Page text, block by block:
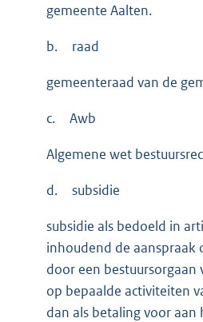
gemeente Aalten.
b. raad
gemeenteraad van de
c. Awb
Algemene wet
d. subsidie
subsidie als bedoeld in
inhoudend de aanspraak
door een
op bepaalde activiteiten
dan als betaling voor aan